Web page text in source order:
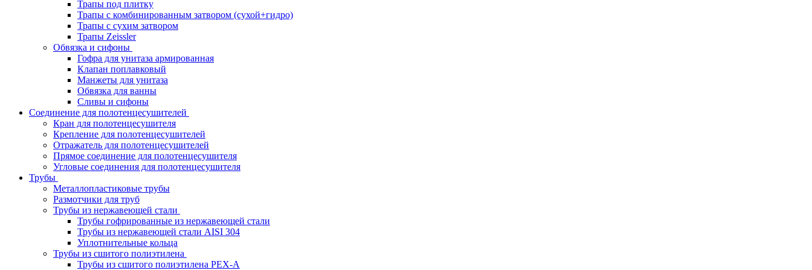
Трапы под плитку
Трапы с комбинированным затвором (сухой+гидро)
Трапы с сухим затвором
Трапы Zeissler
Обвязка и сифоны
Гофра для унитаза армированная
Клапан поплавковый
Манжеты для унитаза
Обвязка для ванны
Сливы и сифоны
Соединение для полотенцесушителей
Кран для полотенцесушителя
Крепление для полотенцесушителей
Отражатель для полотенцесушителей
Прямое соединение для полотенцесушителя
Угловые соединения для полотенцесушителя
Трубы
Металлопластиковые трубы
Размотчики для труб
Трубы из нержавеющей стали
Трубы гофрированные из нержавеющей стали
Трубы из нержавеющей стали AISI 304
Уплотнительные кольца
Трубы из сшитого полиэтилена
Трубы из сшитого полиэтилена PEX-A